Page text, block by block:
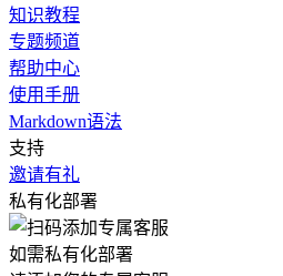
知识教程
专题频道
帮助中心
使用手册
Markdown语法
支持
邀请有礼
私有化部署
如需私有化部署